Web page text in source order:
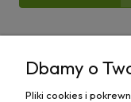
Moje konto
Dbamy o
Pliki cookies i